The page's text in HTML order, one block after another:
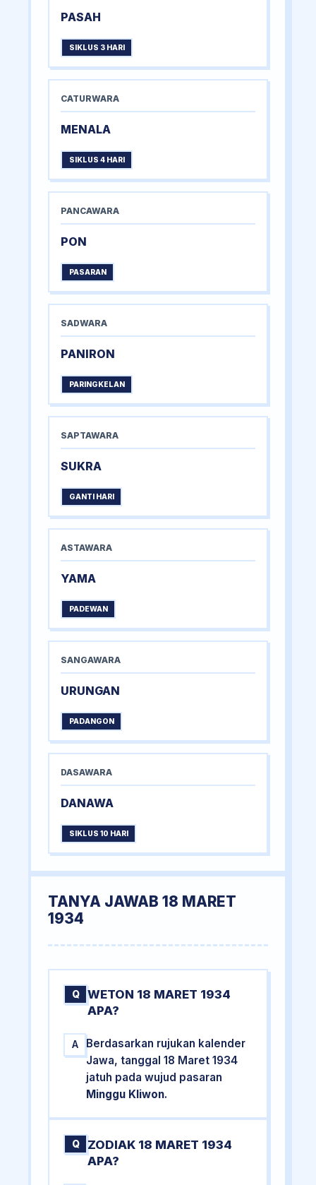
PASAH
SIKLUS 3 HARI
CATURWARA
MENALA
SIKLUS 4 HARI
PANCAWARA
PON
PASARAN
SADWARA
PANIRON
PARINGKELAN
SAPTAWARA
SUKRA
GANTI HARI
ASTAWARA
YAMA
PADEWAN
SANGAWARA
URUNGAN
PADANGON
DASAWARA
DANAWA
SIKLUS 10 HARI
TANYA JAWAB 18 MARET
1934
Q
WETON 18 MARET 1934
APA?
A
Berdasarkan rujukan kalender
Jawa, tanggal 18 Maret 1934
jatuh pada wujud pasaran
Minggu Kliwon.
Q
ZODIAK 18 MARET 1934
APA?